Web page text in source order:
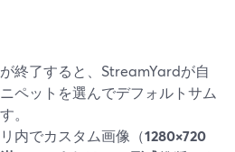
終了すると、StreamYardが自
ペットを選んでデフォルトサム
。
内でカスタム画像（1280×720